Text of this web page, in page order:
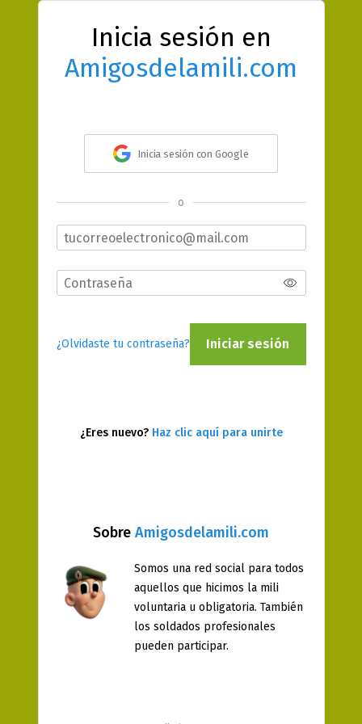
Sobre Amigosdelamili.com
Somos una red social para todos
aquellos que hicimos la mili
voluntaria u obligatoria. También
los soldados profesionales
pueden participar.
Inicia sesión en
Amigosdelamili.com
Inicia sesión con Google
o
¿Olvidaste tu contraseña? Iniciar sesión
¿Eres nuevo? Haz clic aquí para unirte